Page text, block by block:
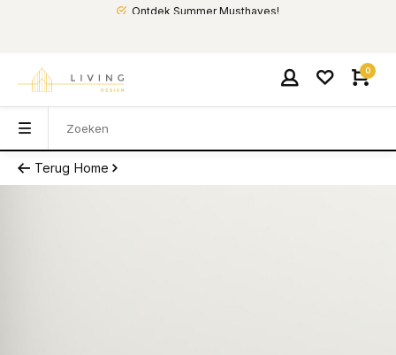
Ontdek Summer Musthaves!
0
Terug Home